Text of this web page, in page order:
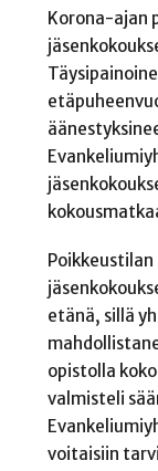
Korona-ajan
etänä, sillä
opistolla
valmisteli
voitaisiin